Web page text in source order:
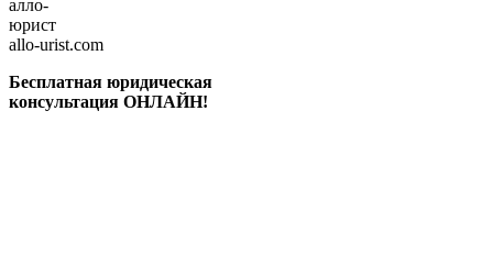
алло-
юрист
allo-urist.com
Бесплатная юридическая
консультация ОНЛАЙН!